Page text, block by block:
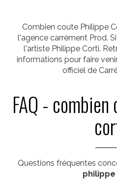
Combien coute Philippe
l'agence carrément Prod.
l'artiste Philippe Corti.
informations pour faire
officiel de
FAQ -
Questions fréquentes